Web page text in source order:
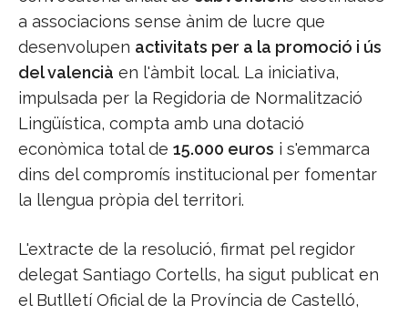
a associacions sense ànim de lucre que
desenvolupen activitats per a la promoció i ús
del valencià en l'àmbit local. La iniciativa,
impulsada per la Regidoria de Normalització
Lingüística, compta amb una dotació
econòmica total de 15.000 euros i s'emmarca
dins del compromís institucional per fomentar
la llengua pròpia del territori.
L'extracte de la resolució, firmat pel regidor
delegat Santiago Cortells, ha sigut publicat en
el Butlletí Oficial de la Província de Castelló,